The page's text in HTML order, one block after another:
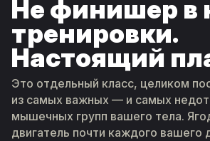
Не финишер в
тренировки.
Настоящий
Это отдельный класс, целиком
из самых важных — и самых
мышечных групп вашего тела.
двигатель почти каждого вашего